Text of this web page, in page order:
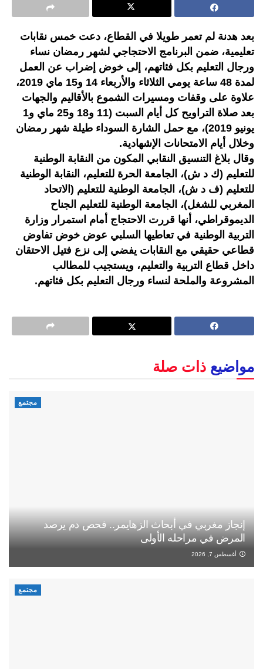
بعد هدنة لم تعمر طويلا في القطاع، دعت خمس نقابات
تعليمية، ضمن البرنامج الاحتجاجي لشهر رمضان نساء
ورجال التعليم بكل فئاتهم، إلى خوض إضراب عن العمل
لمدة 48 ساعة يومي الثلاثاء والأربعاء 14 و15 ماي 2019،
علاوة على وقفات ومسيرات الشموع بالأقاليم والجهات
بعد صلاة التراويح كل أيام السبت (11 و18 و25 ماي و1
يونيو 2019)، مع حمل الشارة السوداء طيلة شهر رمضان
وخلال أيام الامتحانات الإشهادية.
وقال بلاغ التنسيق النقابي المكون من النقابة الوطنية
للتعليم (ك د ش)، الجامعة الحرة للتعليم، النقابة الوطنية
للتعليم (ف د ش)، الجامعة الوطنية للتعليم (الاتحاد
المغربي للشغل)، الجامعة الوطنية للتعليم الجناح
الديموقراطي، أنها قررت الاحتجاج أمام استمرار وزارة
التربية الوطنية في تعاطيها السلبي عوض خوض تفاوض
قطاعي حقيقي مع النقابات يفضي إلى نزع فتيل الاحتقان
داخل قطاع التربية والتعليم، ويستجيب للمطالب
المشروعة والملحة لنساء ورجال التعليم بكل فئاتهم.
مواضيع ذات صلة
مجتمع
إنجاز مغربي في أبحاث الزهايمر.. فحص دم يرصد
المرض في مراحله الأولى
أغسطس 7, 2026
مجتمع